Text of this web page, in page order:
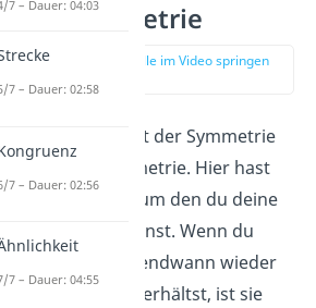
Drehsymmetrie
zur Stelle im Video springen
Eine seltenere Art der Symmetrie
ist die Drehsymmetrie. Hier hast
du einen
, um den du deine
Figur
kannst. Wenn du
beim Drehen irgendwann wieder
die gleiche Figur erhältst, ist sie
7 – Dauer: 04:03
7 – Dauer: 02:58
7 – Dauer: 02:56
7 – Dauer: 04:55